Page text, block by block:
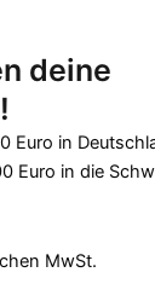
deine
Euro in
Euro in die
MwSt.